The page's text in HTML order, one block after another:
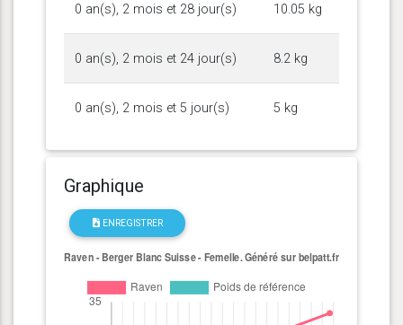
0 an(s), 2 mois et 28 jour(s) 10.05 kg
0 an(s), 2 mois et 24 jour(s) 8.2 kg
0 an(s), 2 mois et 5 jour(s) 5 kg
Graphique
ENREGISTRER